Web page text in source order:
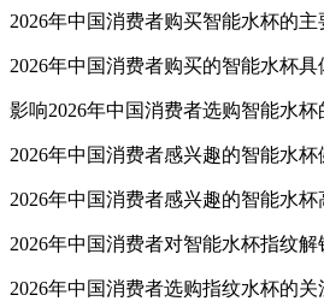
2026年中国消费者购买智能水杯的
2026年中国消费者购买的智能水杯具
影响2026年中国消费者选购智能水
2026年中国消费者感兴趣的智能水
2026年中国消费者感兴趣的智能水
2026年中国消费者对智能水杯指纹
2026年中国消费者选购指纹水杯的关